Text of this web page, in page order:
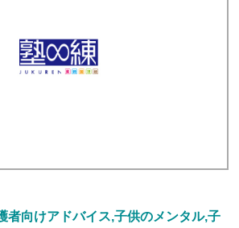
者向けアドバイス,子供のメンタル,子